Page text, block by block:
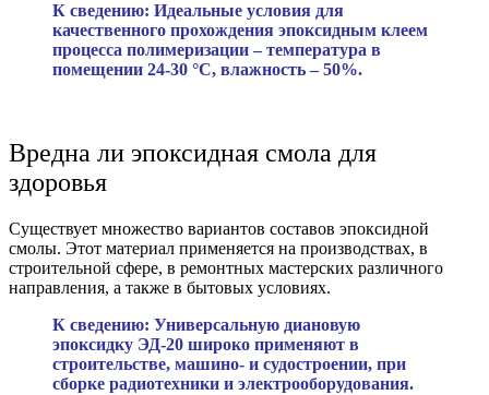
К сведению: Идеальные условия для
качественного прохождения эпоксидным клеем
процесса полимеризации – температура в
помещении 24-30 °C, влажность – 50%.
Вредна ли эпоксидная смола для
здоровья
Существует множество вариантов составов эпоксидной
смолы. Этот материал применяется на производствах, в
строительной сфере, в ремонтных мастерских различного
направления, а также в бытовых условиях.
К сведению: Универсальную диановую
эпоксидку ЭД-20 широко применяют в
строительстве, машино- и судостроении, при
сборке радиотехники и электрооборудования.